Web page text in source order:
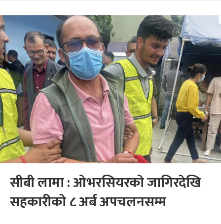
सीबी लामा : ओभरसियरको जागिरदेखि
सहकारीको ८ अर्ब अपचलनसम्म